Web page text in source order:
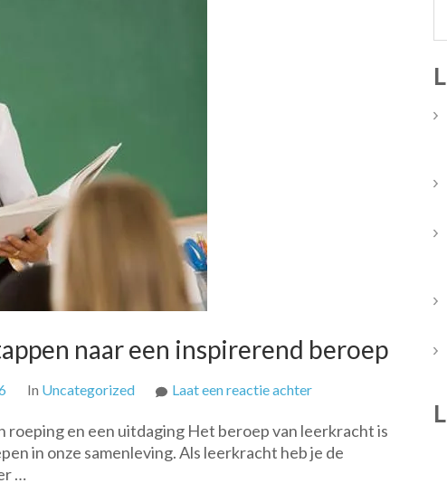
naar een inspirerend beroep
In Uncategorized Laat een reactie achterop
kun
je
en een uitdaging Het beroep van leerkracht is
in onze samenleving. Als leerkracht heb je de
…